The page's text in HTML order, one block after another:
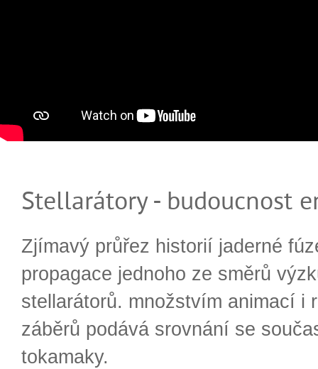
Stellarátory - budoucnost
Zjímavý průřez historií jaderné
propagace jednoho ze směrů
stellarátorů. množstvím animací i
záběrů podává srovnání se
tokamaky.